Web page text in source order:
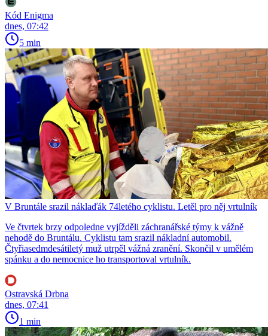
Kód Enigma
dnes, 07:42
5 min
V Bruntále srazil náklaďák 74letého cyklistu. Letěl pro něj vrtulník
Ve čtvrtek brzy odpoledne vyjížděli záchranářské týmy k vážně
nehodě do Bruntálu. Cyklistu tam srazil nákladní automobil.
Čtyřiasedmdesátiletý muž utrpěl vážná zranění. Skončil v umělém
spánku a do nemocnice ho transportoval vrtulník.
Ostravská Drbna
dnes, 07:41
1 min